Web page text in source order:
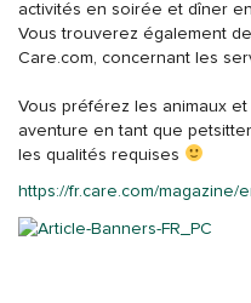
activités en soirée et dîner
Vous trouverez également
Care.com, concernant les
Vous préférez les animaux
aventure en tant que
les qualités requises
https://fr.care.com/magazine/